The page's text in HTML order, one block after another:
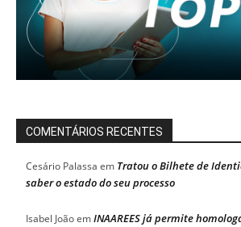
COMENTÁRIOS RECENTES
Cesário Palassa em Tratou o Bilhete de
saber o estado do seu processo
Isabel JoãoemINAAREES já permite